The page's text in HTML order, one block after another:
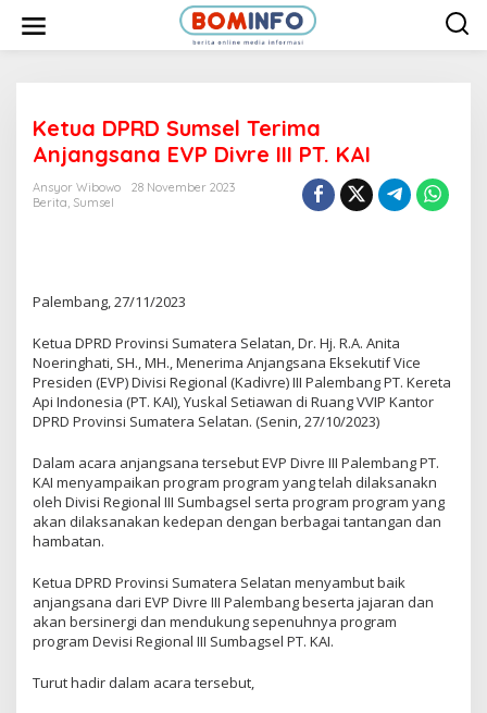
Ketua DPRD Sumsel Terima
Anjangsana EVP Divre III PT. KAI
Ansyor Wibowo
28 November 2023
Berita, Sumsel
Palembang, 27/11/2023
Ketua DPRD Provinsi Sumatera Selatan, Dr. Hj. R.A. Anita
Noeringhati, SH., MH., Menerima Anjangsana Eksekutif Vice
Presiden (EVP) Divisi Regional (Kadivre) III Palembang PT. Kereta
Api Indonesia (PT. KAI), Yuskal Setiawan di Ruang VVIP Kantor
DPRD Provinsi Sumatera Selatan. (Senin, 27/10/2023)
Dalam acara anjangsana tersebut EVP Divre III Palembang PT.
KAI menyampaikan program program yang telah dilaksanakn
oleh Divisi Regional III Sumbagsel serta program program yang
akan dilaksanakan kedepan dengan berbagai tantangan dan
hambatan.
Ketua DPRD Provinsi Sumatera Selatan menyambut baik
anjangsana dari EVP Divre III Palembang beserta jajaran dan
akan bersinergi dan mendukung sepenuhnya program
program Devisi Regional III Sumbagsel PT. KAI.
Turut hadir dalam acara tersebut,